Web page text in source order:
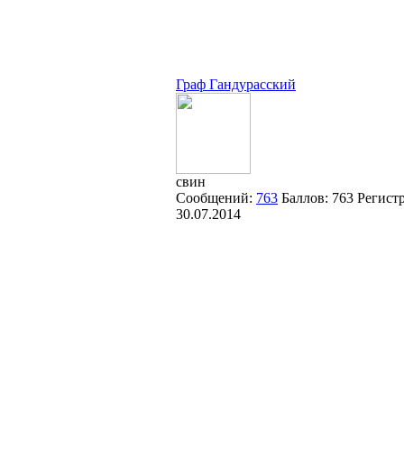
Граф Гандурасский
свин
Сообщений: 763 Баллов: 763
30.07.2014